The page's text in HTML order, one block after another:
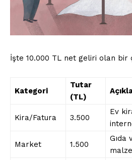
İşte 10.000 TL net geliri olan bir
Kategori
Tutar
(TL)
Kira/Fatura 3.500
Ev
Market 1.500
Gıda